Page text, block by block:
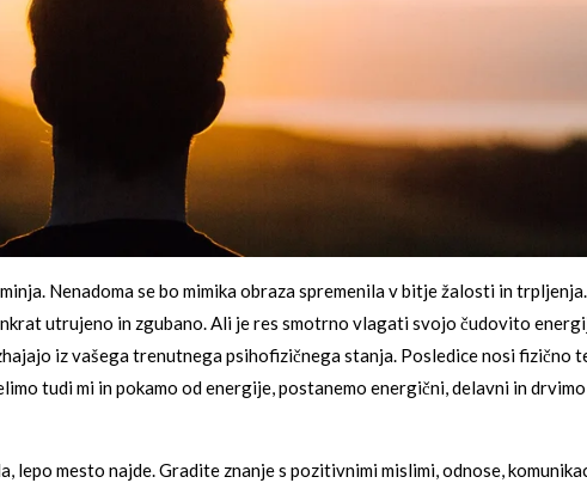
Nenadoma se bo mimika obraza spremenila v bitje žalosti in
utrujeno in zgubano. Ali je res smotrno vlagati svojo čudovito
iz vašega trenutnega psihofizičnega stanja. Posledice nosi fizično
tudi mi in pokamo od energije, postanemo energični, delavni in
lepo mesto najde. Gradite znanje s pozitivnimi mislimi, odnose,